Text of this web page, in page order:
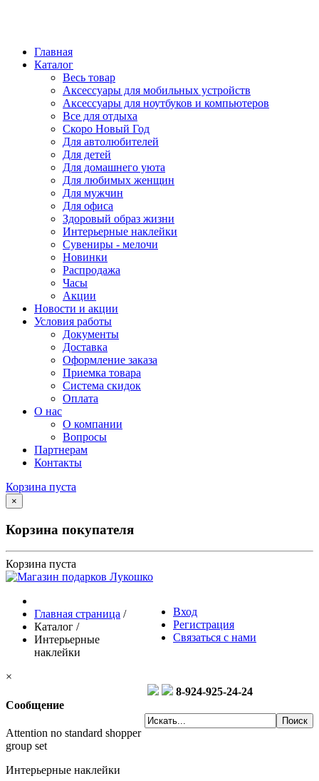
Главная
Каталог
Весь товар
Аксессуары для мобильных устройств
Аксессуары для ноутбуков и компьютеров
Все для отдыха
Скоро Новый Год
Для автолюбителей
Для детей
Для домашнего уюта
Для любимых женщин
Для мужчин
Для офиса
Здоровый образ жизни
Интерьерные наклейки
Сувениры - мелочи
Новинки
Распродажа
Часы
Акции
Новости и акции
Условия работы
Документы
Доставка
Оформление заказа
Приемка товара
Система скидок
Оплата
О нас
О компании
Вопросы
Партнерам
Контакты
Корзина пуста
×
Корзина покупателя
Корзина пуста
Вход
Регистрация
Связаться с нами
8-924-925-24-24
Главная страница /
Каталог /
Интерьерные
наклейки
×
Сообщение
Attention no standard shopper
group set
Интерьерные наклейки